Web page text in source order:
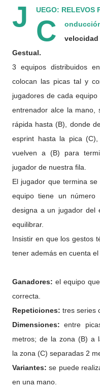
J UEGO: RELEVOS
C
Gestual.
3 equipos distribuidos
colocan las picas tal y
jugadores de cada
entrenador alce la mano,
rápida hasta (B), donde
esprint hasta la pica
vuelven a (B) para
jugador de nuestra fila.
El jugador que termina
equipo tiene un
designa a un jugador del
equilibrar.
Insistir en que los gestos
tener además en cuenta
Ganadores: el equipo
correcta.
Repeticiones: tres series
Dimensiones:entre
metros; de la zona (B) a
la zona (C) separadas 2
Variantes: se puede
en una mano.